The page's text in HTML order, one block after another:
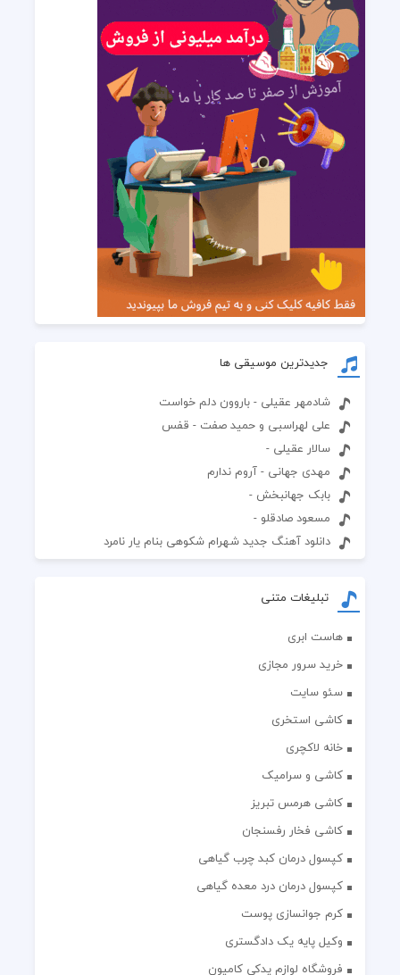
جدیدترین موسیقی ها
شادمهر عقیلی - باروون دلم خواست
علی لهراسبی و حمید صفت - قفس
سالار عقیلی -
مهدی جهانی - آروم ندارم
بابک جهانبخش -
مسعود صادقلو -
دانلود آهنگ جدید شهرام شکوهی بنام یار نامرد
تبلیغات متنی
هاست ابری
خرید سرور مجازی
سئو سایت
کاشی استخری
خانه لاکچری
کاشی و سرامیک
کاشی هرمس تبریز
کاشی فخار رفسنجان
کپسول درمان کبد چرب گیاهی
کپسول درمان درد معده گیاهی
کرم جوانسازی پوست
وکیل پایه یک دادگستری
فروشگاه لوازم یدکی کامیون